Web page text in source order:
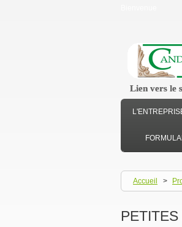
Lien vers le
Lien vers le
Accueil >